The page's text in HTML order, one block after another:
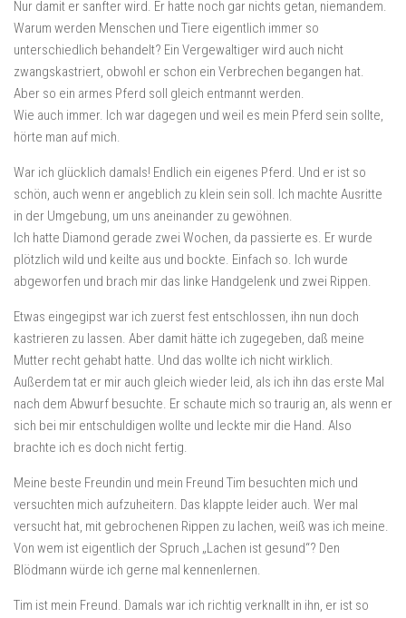
Nur damit er sanfter wird. Er hatte noch gar nichts getan, niemandem.
Warum werden Menschen und Tiere eigentlich immer so
unterschiedlich behandelt? Ein Vergewaltiger wird auch nicht
zwangskastriert, obwohl er schon ein Verbrechen begangen hat.
Aber so ein armes Pferd soll gleich entmannt werden.
Wie auch immer. Ich war dagegen und weil es mein Pferd sein sollte,
hörte man auf mich.
War ich glücklich damals! Endlich ein eigenes Pferd. Und er ist so
schön, auch wenn er angeblich zu klein sein soll. Ich machte Ausritte
in der Umgebung, um uns aneinander zu gewöhnen.
Ich hatte Diamond gerade zwei Wochen, da passierte es. Er wurde
plötzlich wild und keilte aus und bockte. Einfach so. Ich wurde
abgeworfen und brach mir das linke Handgelenk und zwei Rippen.
Etwas eingegipst war ich zuerst fest entschlossen, ihn nun doch
kastrieren zu lassen. Aber damit hätte ich zugegeben, daß meine
Mutter recht gehabt hatte. Und das wollte ich nicht wirklich.
Außerdem tat er mir auch gleich wieder leid, als ich ihn das erste Mal
nach dem Abwurf besuchte. Er schaute mich so traurig an, als wenn er
sich bei mir entschuldigen wollte und leckte mir die Hand. Also
brachte ich es doch nicht fertig.
Meine beste Freundin und mein Freund Tim besuchten mich und
versuchten mich aufzuheitern. Das klappte leider auch. Wer mal
versucht hat, mit gebrochenen Rippen zu lachen, weiß was ich meine.
Von wem ist eigentlich der Spruch „Lachen ist gesund“? Den
Blödmann würde ich gerne mal kennenlernen.
Tim ist mein Freund. Damals war ich richtig verknallt in ihn, er ist so